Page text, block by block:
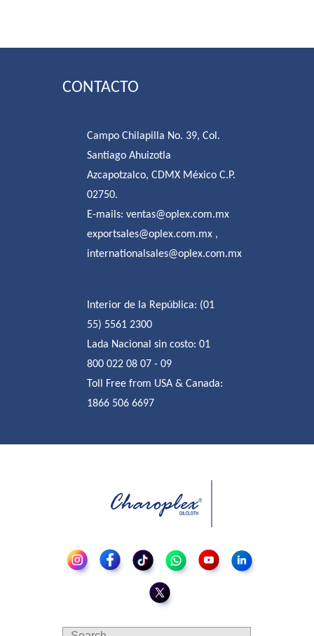
CONTACTO
Campo Chilapilla No. 39, Col.
Santiago Ahuizotla
Azcapotzalco, CDMX México C.P.
02750.
E-mails: ventas@oplex.com.mx
exportsales@oplex.com.mx ,
internationalsales@oplex.com.mx
Interior de la República: (01
55) 5561 2300
Lada Nacional sin costo: 01
800 022 08 07 - 09
Toll Free from USA & Canada:
1866 506 6697